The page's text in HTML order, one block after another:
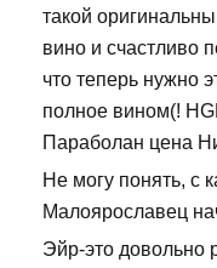
такой
вино и счастливо
что теперь нужно
полное вином(!
Параболан цена
Не могу понять, с
Малоярославец
Эйр-это довольно